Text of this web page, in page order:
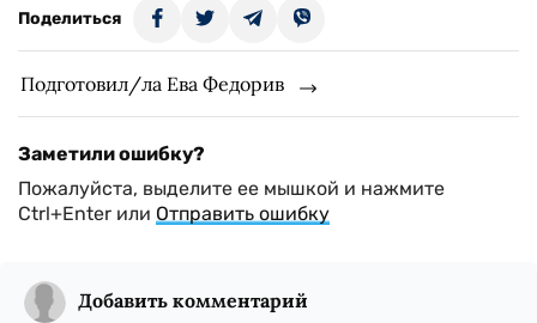
Поделиться
Подготовил/ла Ева Федорив
Заметили ошибку?
Пожалуйста, выделите ее мышкой и нажмите
Ctrl+Enter или Отправить ошибку
Добавить комментарий